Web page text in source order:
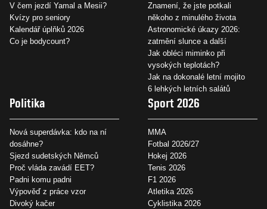
V čem jezdí Yamal a Mesii?
Kvízy pro seniory
Kalendář úplňků 2026
Co je bodycount?
Znamení, že jste potkali
někoho z minulého života
Astronomické úkazy 2026:
zatmění slunce a další
Jak obléci miminko při
vysokých teplotách?
Jak na dokonalé letní mojito
6 lehkých letních salátů
Politika
Nová superdávka: kdo na ní
dosáhne?
Sjezd sudetských Němců
Proč vláda zavádí EET?
Padni komu padni
Výpověď z práce vzor
Divoký kačer
Sport 2026
MMA
Fotbal 2026/27
Hokej 2026
Tenis 2026
F1 2026
Atletika 2026
Cyklistika 2026